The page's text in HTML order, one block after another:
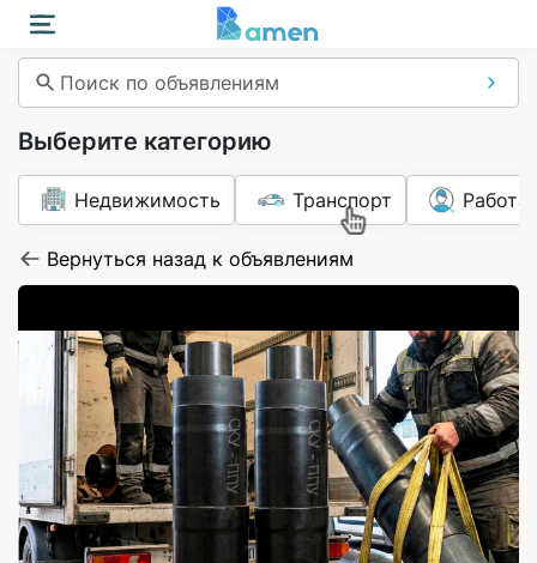
Поиск по объявлениям
Выберите категорию
Недвижимость Транспорт Работа
Вернуться назад к объявлениям